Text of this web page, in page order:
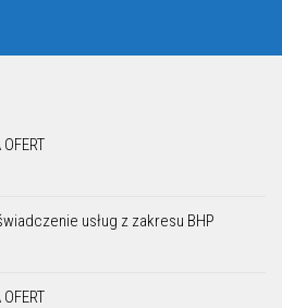
świadczenie usług z zakresu BHP